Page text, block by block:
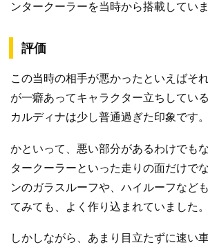
ンタークーラーを当時から搭載していま
評価
この当時の相手が悪かったといえばそ
が一癖あってキャラクター立ちしてい
カルディナは少し普通過ぎた印象です。
かといって、悪い部分があるわけでも
タークーラーといった走りの面だけで
ンのガラスルーフや、ハイルーフなど
てみても、よく作り込まれていました。
しかしながら、あまり目立たずに速い